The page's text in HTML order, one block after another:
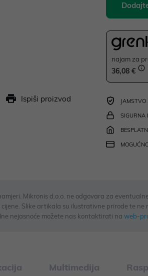
Ispiši proizvod
najam za
36,08 €
JAMSTVO
SIGURNA
Mikronis d.o.o. ne odgovara za
Slike artikala su ilustrativne prirode te
nejasnoće možete nas kontaktirati na web-
Multimedija